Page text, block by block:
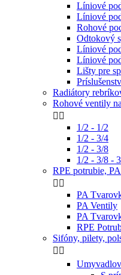
Líniové
Líniové
Rohové
Odtokový
Líniové
Líniové
Lišty pre
Radiátory
Rohové ventily
 
1/2 - 1/2
1/2 - 3/4
1/2 - 3/8
1/2 - 3/8 -
RPE potrubie,
 
PA
PA Ventily
PA
RPE
Sifóny, pilety,
 